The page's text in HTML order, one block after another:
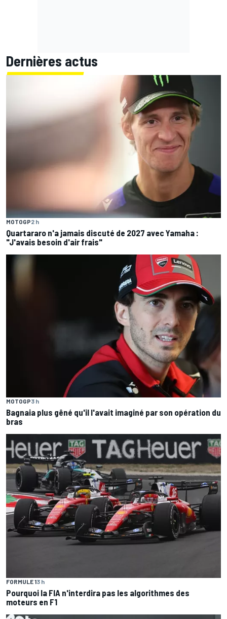
Dernières actus
MOTOGP2 h
Quartararo n'a jamais discuté de 2027 avec Yamaha :
"J'avais besoin d'air frais"
MOTOGP3 h
Bagnaia plus gêné qu'il l'avait imaginé par son opération du
bras
FORMULE 13 h
Pourquoi la FIA n'interdira pas les algorithmes des
moteurs en F1